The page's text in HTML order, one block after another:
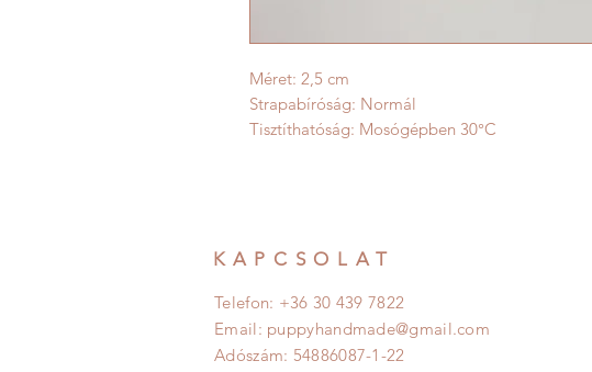
Méret: 2,5 cm
Strapabíróság: Normál
Tisztíthatóság: Mosógépben 30°C
KAPCSOLAT
Telefon: +36 30 439 7822
Email: puppyhandmade@gmail.com
Adószám: 54886087-1-22